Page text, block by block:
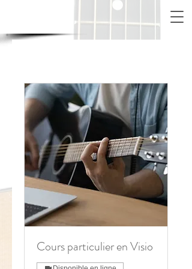
Cours particulier en Visio